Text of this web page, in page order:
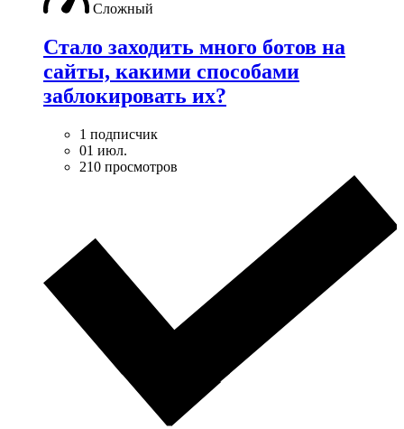
Сложный
Стало заходить много ботов на
сайты, какими способами
заблокировать их?
1 подписчик
01 июл.
210 просмотров